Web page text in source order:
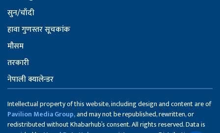
सुन/चाँदी
हावा गुणस्तर सूचकांक
मौसम
तरकारी
नेपाली क्यालेन्डर
Intellectual property of this website, including design and content are of
Pavilion Media Group,and may not be republished, rewritten, or
redistributed without Khabarhub’s consent. All rights reserved. Data is